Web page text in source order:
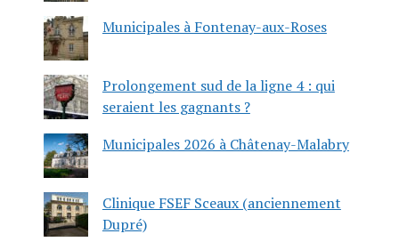
Municipales à Fontenay-aux-Roses
Prolongement sud de la ligne 4 : qui
seraient les gagnants ?
Municipales 2026 à Châtenay-Malabry
Clinique FSEF Sceaux (anciennement
Dupré)